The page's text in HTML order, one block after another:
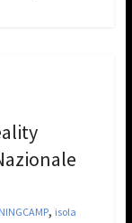
, isola